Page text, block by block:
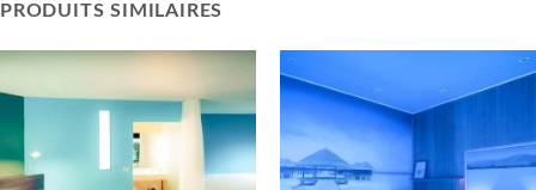
PRODUITS SIMILAIRES